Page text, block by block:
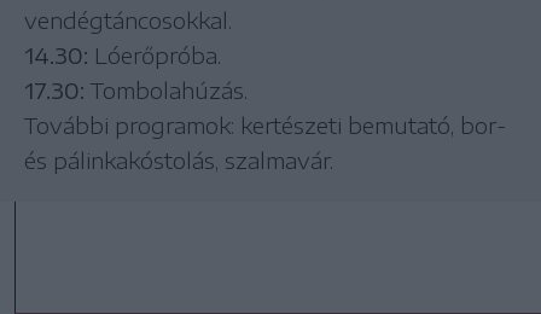
vendégtáncosokkal.
14.30: Lóerőpróba.
17.30: Tombolahúzás.
További programok: kertészeti bemutató, bor-
és pálinkakóstolás, szalmavár.